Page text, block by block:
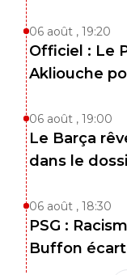
06 août , 19:20
Officiel : Le
Akliouche
06 août , 19:00
Le Barça
dans le
06 août , 18:30
PSG :
Buffon